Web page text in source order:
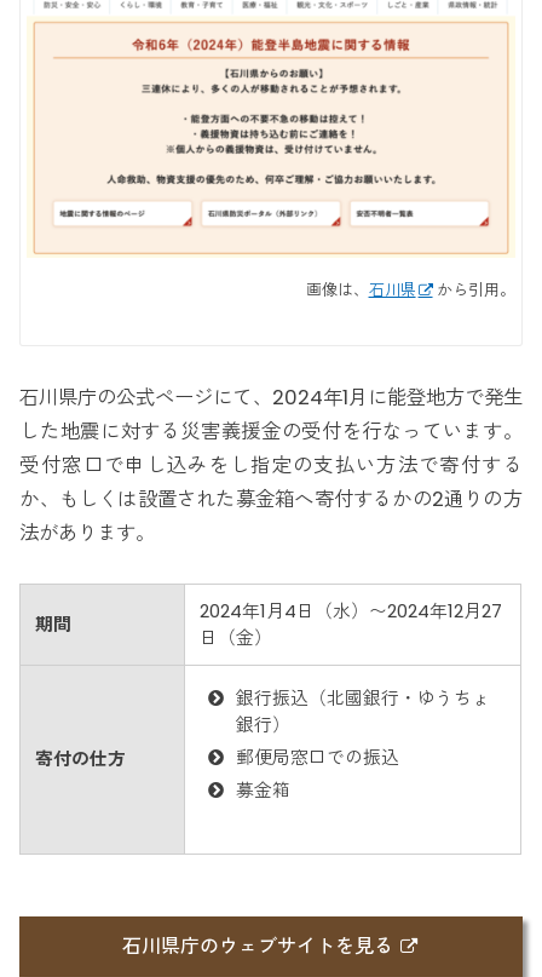
画像は、 石川県 から引用。
石川県庁の公式ページにて、2024年1月に能登地方で発生
した地震に対する災害義援金の受付を行なっています。
受付窓口で申し込みをし指定の支払い方法で寄付する
か、もしくは設置された募金箱へ寄付するかの2通りの方
法があります。
期間
2024年1月4日（水）〜2024年12月27
日（金）
寄付の仕方
銀行振込（北國銀行・ゆうちょ
銀行）
郵便局窓口での振込
募金箱
石川県庁のウェブサイトを見る